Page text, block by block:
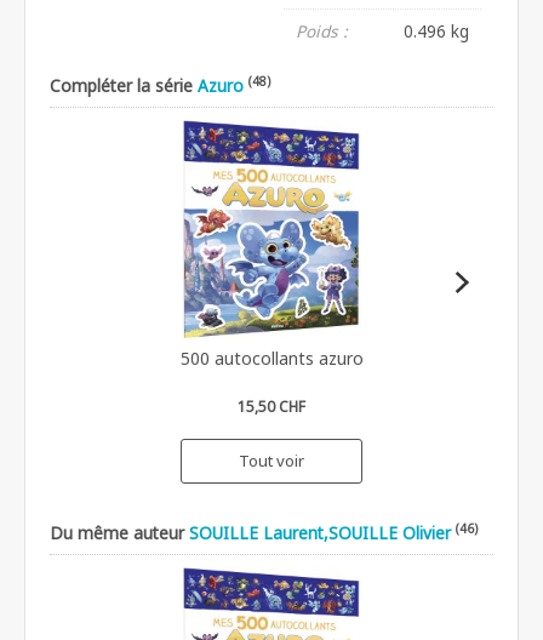
Poids :
0.496 kg
Compléter la série Azuro (48)
500 autocollants azuro
15,50 CHF
Tout voir
Du même auteurSOUILLE Laurent,SOUILLE Olivier (46)